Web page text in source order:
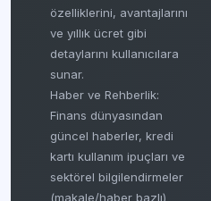
özelliklerini, avantajlarını
ve yıllık ücret gibi
detaylarını kullanıcılara
sunar.
Haber ve Rehberlik:
Finans dünyasından
güncel haberler, kredi
kartı kullanım ipuçları ve
sektörel bilgilendirmeler
(makale/haber bazlı)